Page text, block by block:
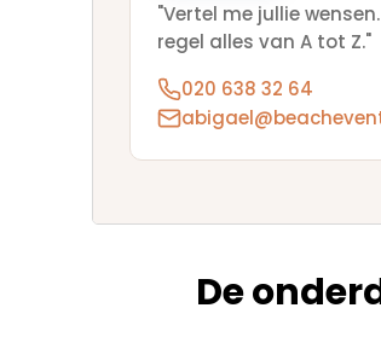
"Vertel me jullie
regel alles van A tot Z."
020 638 32 64
De